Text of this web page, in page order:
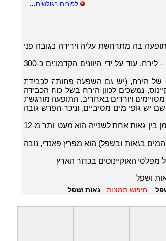
לפורום הגולשים...
בה מתרחשת עליה וירידה בגובה פני
התופעה זוהתה כקשורה לגרמי השמים - לירח, עוד על ידי היוונים הקדמונים כ-300
של הירח, (יש גם השפעה פחותה לכבידת
נמשכים לכוון הירח בשל כוח הכבידה
ויורדים באחרים. התופעה מורגשת
יש גופי מים מסיביים, וניכר הפרש גובה
מחזור הגאות והשפל - פעמיים ביום. הזמן בין גאות אחת לשנייה הוא מעט יותר מ-12
בגאות ובשפל) הוא מפרץ פאנדי, נובה
האוקיינוסים בכדור הארץ
חיפוש תמונות : גאות ושפל